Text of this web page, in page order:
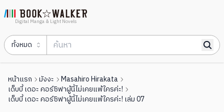
Digital Manga & Light Novels
ทั้งหมด
หน้าแรก มังงะ
Masahiro Hirakata
เด็บบี้ เดอะ คอร์ซิฟาผู้นี้ไม่เคยแพ้ใครค่ะ!
เด็บบี้ เดอะ คอร์ซิฟาผู้นี้ไม่เคยแพ้ใครค่ะ! เล่ม 07